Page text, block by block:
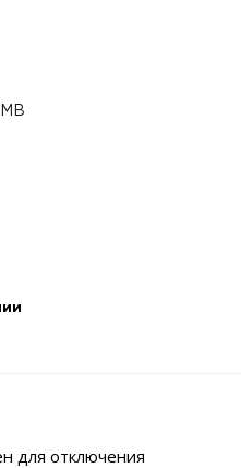
для отключения